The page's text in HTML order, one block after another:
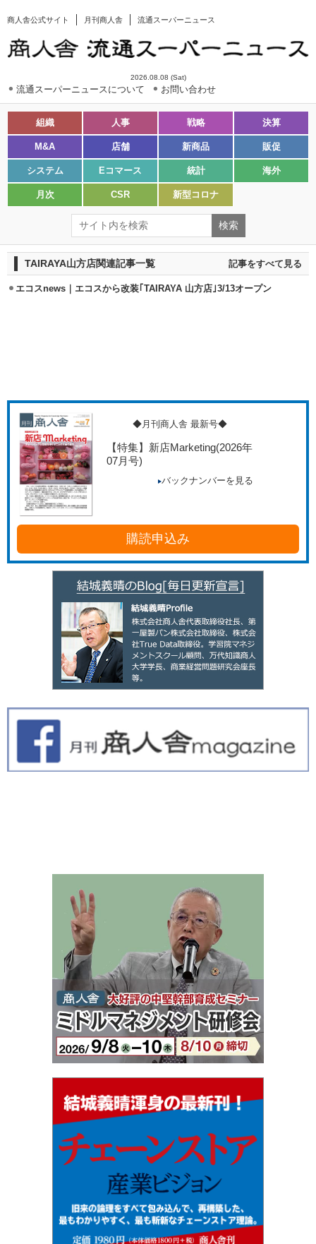
商人舎公式サイト 月刊商人舎 流通スーパーニュース
2026.08.08 (Sat)
流通スーパーニュースについて お問い合わせ
組織 人事 戦略 決算
M&A 店舗 新商品 販促
システム Eコマース 統計 海外
月次 CSR 新型コロナ
TAIRAYA山方店関連記事一覧 記事をすべて見る
エコスnews｜エコスから改装｢TAIRAYA 山方店｣3/13オープン
◆月刊商人舎 最新号◆
【特集】新店Marketing(2026年
07月号)
バックナンバーを見る
購読申込み